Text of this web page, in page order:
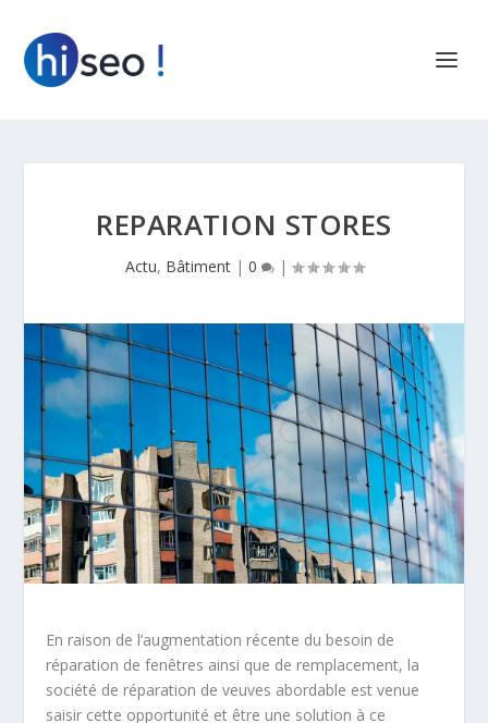
REPARATION STORES
Actu, Bâtiment| 0 |
En raison de l’augmentation récente du besoin de
réparation de fenêtres ainsi que de remplacement, la
société de réparation de veuves abordable est venue
saisir cette opportunité et être une solution à ce